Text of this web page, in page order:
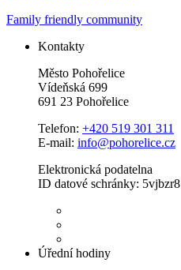
Family friendly community
Kontakty
Město Pohořelice
Vídeňská 699
691 23 Pohořelice
Telefon: +420 519 301 311
E-mail: info@pohorelice.cz
Elektronická podatelna
ID datové schránky: 5vjbzr8
Úřední hodiny